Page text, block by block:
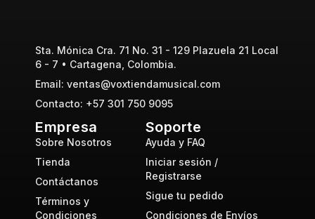
Sta. Mónica Cra. 71 No. 31 - 129 Plazuela 21 Local
6 - 7 • Cartagena, Colombia.
Email: ventas@voxtiendamusical.com
Contacto: +57 301 750 9095
Empresa
Sobre Nosotros
Tienda
Contáctanos
Términos y
Condiciones
Soporte
Ayuda y FAQ
Iniciar sesión /
Registrarse
Sigue tu pedido
Condiciones de Envíos